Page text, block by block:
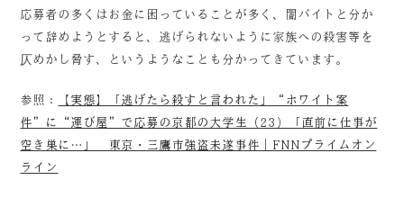
応募者の多くはお金に困っていることが多く、闇バイトと分か
って辞めようとすると、逃げられないように家族への殺害等を
仄めかし脅す、というようなことも分かってきています。
参照：
【実態】「逃げたら殺すと言われた」“ホワイト案
件”に“運び屋”で応募の京都の大学生（23）「直前に仕事が
空き巣に…」 東京・三鷹市強盗未遂事件｜FNNプライムオン
ライン